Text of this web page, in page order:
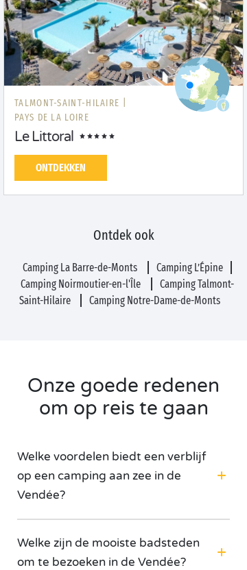
TALMONT-SAINT-HILAIRE |
PAYS DE LA LOIRE
Le Littoral
ONTDEKKEN
Ontdek ook
Camping La Barre-de-Monts
Camping L’Épine
Camping Noirmoutier-en-l'Île
Camping Talmont-
Saint-Hilaire
Camping Notre-Dame-de-Monts
Onze goede redenen
om op reis te gaan
Welke voordelen biedt een verblijf
op een camping aan zee in de
Vendée?
Welke zijn de mooiste badsteden
om te bezoeken in de Vendée?